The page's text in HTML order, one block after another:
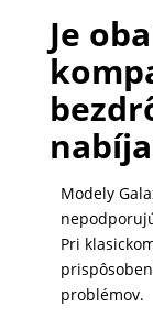
Je
Modely
Pri
problémov.